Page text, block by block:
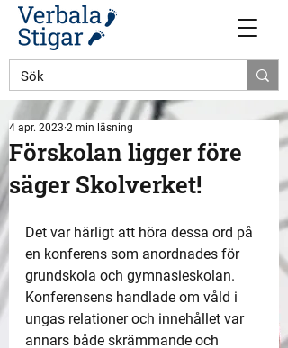
Förskolan ligger före
säger Skolverket!
4 apr. 2023 2 min läsning
Det var härligt att höra dessa ord på
en konferens som anordnades för
grundskola och gymnasieskolan.
Konferensens handlade om våld i
ungas relationer och innehållet var
annars både skrämmande och